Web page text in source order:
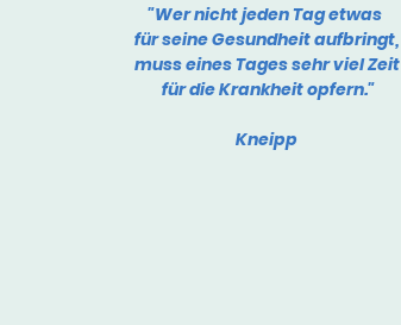
"Wer nicht jeden Tag etwas
für seine Gesundheit aufbringt,
muss eines Tages sehr viel Zeit
für die Krankheit opfern."
Kneipp